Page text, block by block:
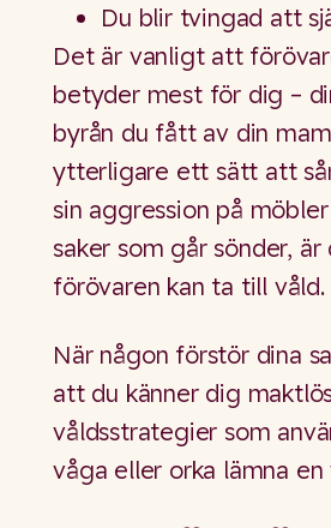
Du blir tvingad att
Det är vanligt att
betyder mest för dig –
byrån du fått av din
ytterligare ett sätt att
sin aggression på
saker som går sönder,
förövaren kan ta till våld.
När någon förstör dina
att du känner dig
våldsstrategier som
våga eller orka lämna en